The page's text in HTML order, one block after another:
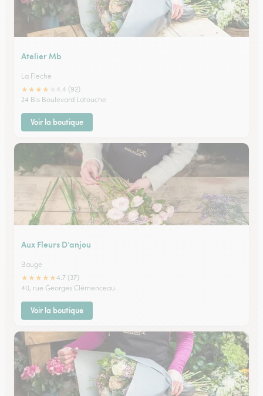
Atelier Mb
La Fleche
★★★★
4.4 (92)
24 Bis Boulevard Latouche
Voir la boutique
Aux Fleurs D’anjou
Bauge
★★★★★4.7 (37)
40, rue Georges Clémenceau
Voir la boutique